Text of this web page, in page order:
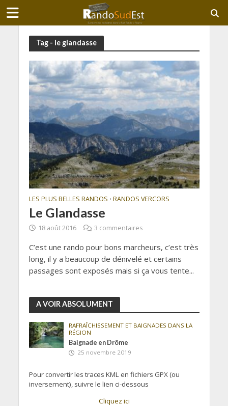
Tag - le glandasse
LES PLUS BELLES RANDOS • RANDOS VERCORS
Le Glandasse
18 août 2016 3 commentaires
C’est une rando pour bons marcheurs, c’est très
long, il y a beaucoup de dénivelé et certains
passages sont exposés mais si ça vous tente...
A VOIR ABSOLUMENT
RAFRAÎCHISSEMENT ET BAIGNADES DANS LA
RÉGION
Baignade en Drôme
25 novembre 2019
Pour convertir les traces KML en fichiers GPX (ou
inversement), suivre le lien ci-dessous
Cliquez ici